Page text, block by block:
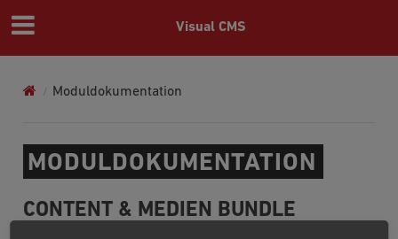
Visual CMS
Moduldokumentation
MODULDOKUMENTATION
CONTENT & MEDIEN BUNDLE